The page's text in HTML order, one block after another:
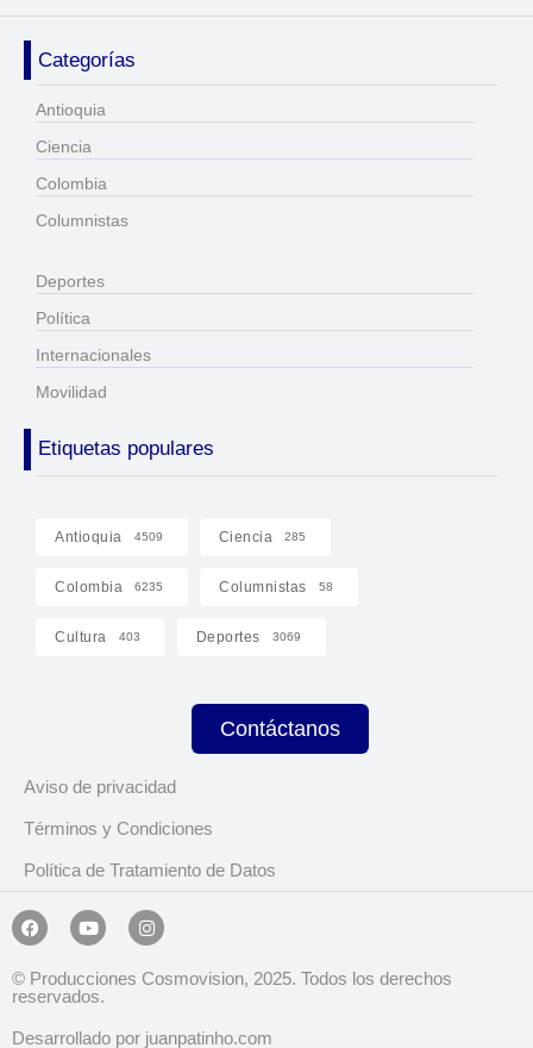
Categorías
Antioquia
Ciencia
Colombia
Columnistas
Deportes
Política
Internacionales
Movilidad
Etiquetas populares
Antioquia 4509 Ciencia 285
Colombia 6235 Columnistas 58
Cultura 403 Deportes 3069
Contáctanos
Aviso de privacidad
Términos y Condiciones
Política de Tratamiento de Datos
© Producciones Cosmovision, 2025. Todos los derechos
reservados.
Desarrollado por juanpatinho.com